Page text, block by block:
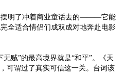
明了冲着商业童话去的———它能
全适合情侣们成双成对地奔赴电影
贼”的最高境界就是“和平”。《天
可谓过了真实可信这一关。台词该